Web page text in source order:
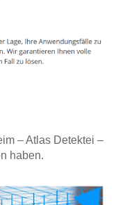
– Atlas Detektei –
haben.